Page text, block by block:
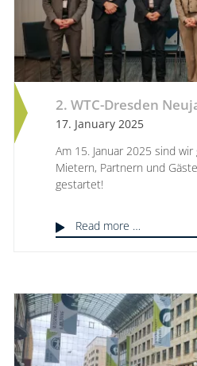
2. WTC-Dresden
17. January 2025
Am 15. Januar 2025 sind
Mietern, Partnern und
gestartet!
Read more …